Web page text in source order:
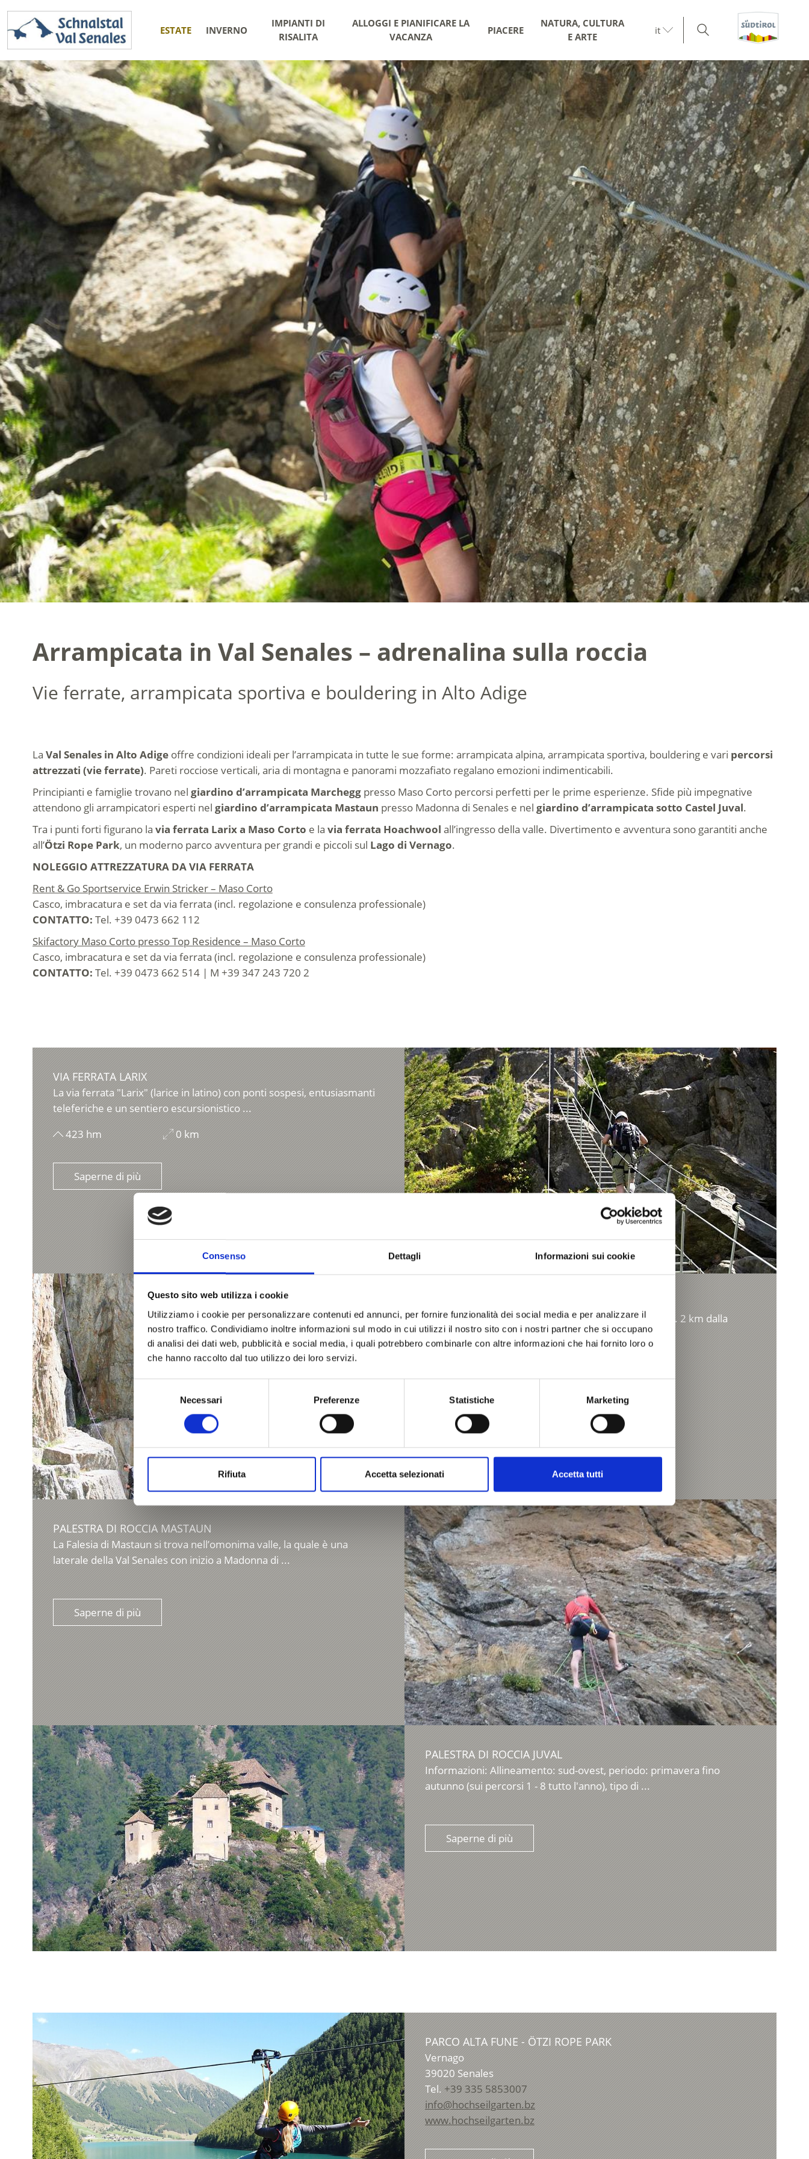
Consenso Dettagli Informazioni sui cookie
Questo sito web utilizza i cookie
Utilizziamo i cookie per personalizzare contenuti ed annunci, per fornire funzionalità dei social media e per analizzare il
nostro traffico. Condividiamo inoltre informazioni sul modo in cui utilizzi il nostro sito con i nostri partner che si occupano
di analisi dei dati web, pubblicità e social media, i quali potrebbero combinarle con altre informazioni che hai fornito loro o
che hanno raccolto dal tuo utilizzo dei loro servizi.
del
consenso
Necessari Preferenze Statistiche Marketing
Rifiuta Accetta selezionati Accetta tutti
ESTATE INVERNO
IMPIANTI DI
RISALITA
ALLOGGI E PIANIFICARE LA
VACANZA
PIACERE
NATURA, CULTURA
E ARTE
it
Arrampicata in Val Senales – adrenalina sulla roccia
Vie ferrate, arrampicata sportiva e bouldering in Alto Adige
La Val Senales in Alto Adigeoffre condizioni ideali per l’arrampicata in tutte le sue forme: arrampicata alpina, arrampicata sportiva, bouldering e vari percorsi
attrezzati (vie ferrate). Pareti rocciose verticali, aria di montagna e panorami mozzafiato regalano emozioni indimenticabili.
Principianti e famiglie trovano nel giardino d’arrampicata Marcheggpresso Maso Corto percorsi perfetti per le prime esperienze. Sfide più impegnative
attendono gli arrampicatori esperti nel giardino d’arrampicata Mastaun presso Madonna di Senales e nel giardino d’arrampicata sotto Castel Juval.
Tra i punti forti figurano la via ferrata Larix a Maso Corto e la via ferrata Hoachwool all’ingresso della valle. Divertimento e avventura sono garantiti anche
all’Ötzi Rope Park, un moderno parco avventura per grandi e piccoli sul Lago di Vernago.
NOLEGGIO ATTREZZATURA DA VIA FERRATA
Rent & Go Sportservice Erwin Stricker – Maso Corto
Casco, imbracatura e set da via ferrata (incl. regolazione e consulenza professionale)
CONTATTO: Tel. +39 0473 662 112
Skifactory Maso Corto presso Top Residence – Maso Corto
Casco, imbracatura e set da via ferrata (incl. regolazione e consulenza professionale)
CONTATTO: Tel. +39 0473 662 514 | M +39 347 243 720 2
VIA FERRATA LARIX
La via ferrata "Larix" (larice in latino) con ponti sospesi, entusiasmanti
teleferiche e un sentiero escursionistico ...
423 hm
0 km
Saperne di più
Nei pressi del Maso Marchegg, in zona Maso Corto, ca. 2 km dalla
stazione a valle delle funivie ghiacciai e dal Lago di ...
PALESTRA DI ROCCIA MASTAUN
La Falesia di Mastaun si trova nell’omonima valle, la quale è una
laterale della Val Senales con inizio a Madonna di ...
Saperne di più
PALESTRA DI ROCCIA JUVAL
Informazioni: Allineamento: sud-ovest, periodo: primavera fino
autunno (sui percorsi 1 - 8 tutto l'anno), tipo di ...
Saperne di più
PARCO ALTA FUNE - ÖTZI ROPE PARK
Vernago
39020 Senales
Tel. +39 335 5853007
info@hochseilgarten.bz
www.hochseilgarten.bz